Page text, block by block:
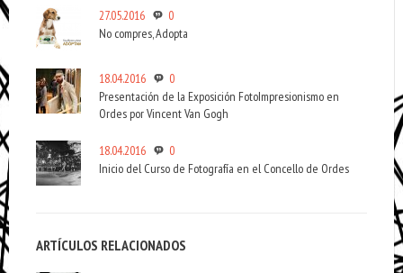
27.05.2016
0
No compres, Adopta
18.04.2016
0
Presentación de la Exposición FotoImpresionismo en
Ordes por Vincent Van Gogh
18.04.2016
0
Inicio del Curso de Fotografía en el Concello de Ordes
ARTÍCULOS RELACIONADOS